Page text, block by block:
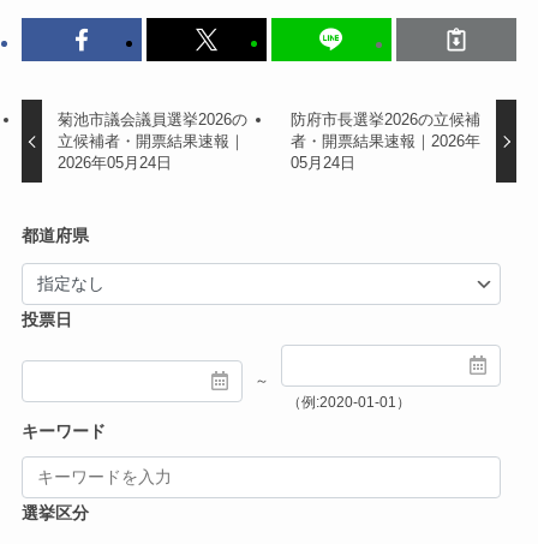
菊池市議会議員選挙2026の
立候補者・開票結果速報｜
2026年05月24日
防府市長選挙2026の立候補
者・開票結果速報｜2026年
05月24日
都道府県
投票日
～
（例:2020-01-01）
キーワード
選挙区分